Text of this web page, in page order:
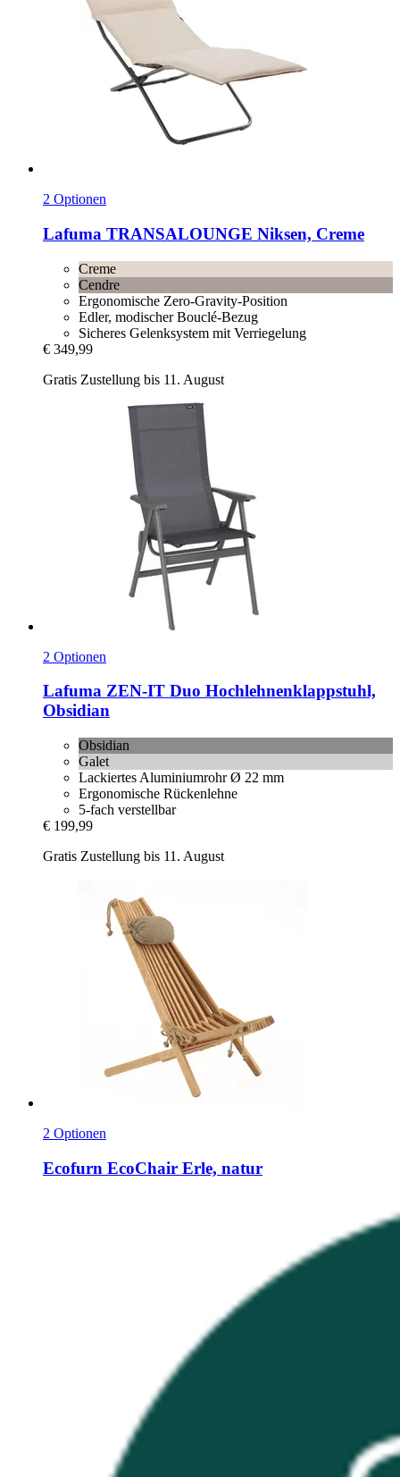
2 Optionen
Lafuma TRANSALOUNGE Niksen, Creme
Creme
Cendre
Ergonomische Zero-Gravity-Position
Edler, modischer Bouclé-Bezug
Sicheres Gelenksystem mit Verriegelung
€ 349,99
Gratis Zustellung bis 11. August
2 Optionen
Lafuma ZEN-​IT Duo Hochlehnenklappstuhl,
Obsidian
Obsidian
Galet
Lackiertes Aluminiumrohr Ø 22 mm
Ergonomische Rückenlehne
5-fach verstellbar
€ 199,99
Gratis Zustellung bis 11. August
2 Optionen
Ecofurn EcoChair Erle, natur